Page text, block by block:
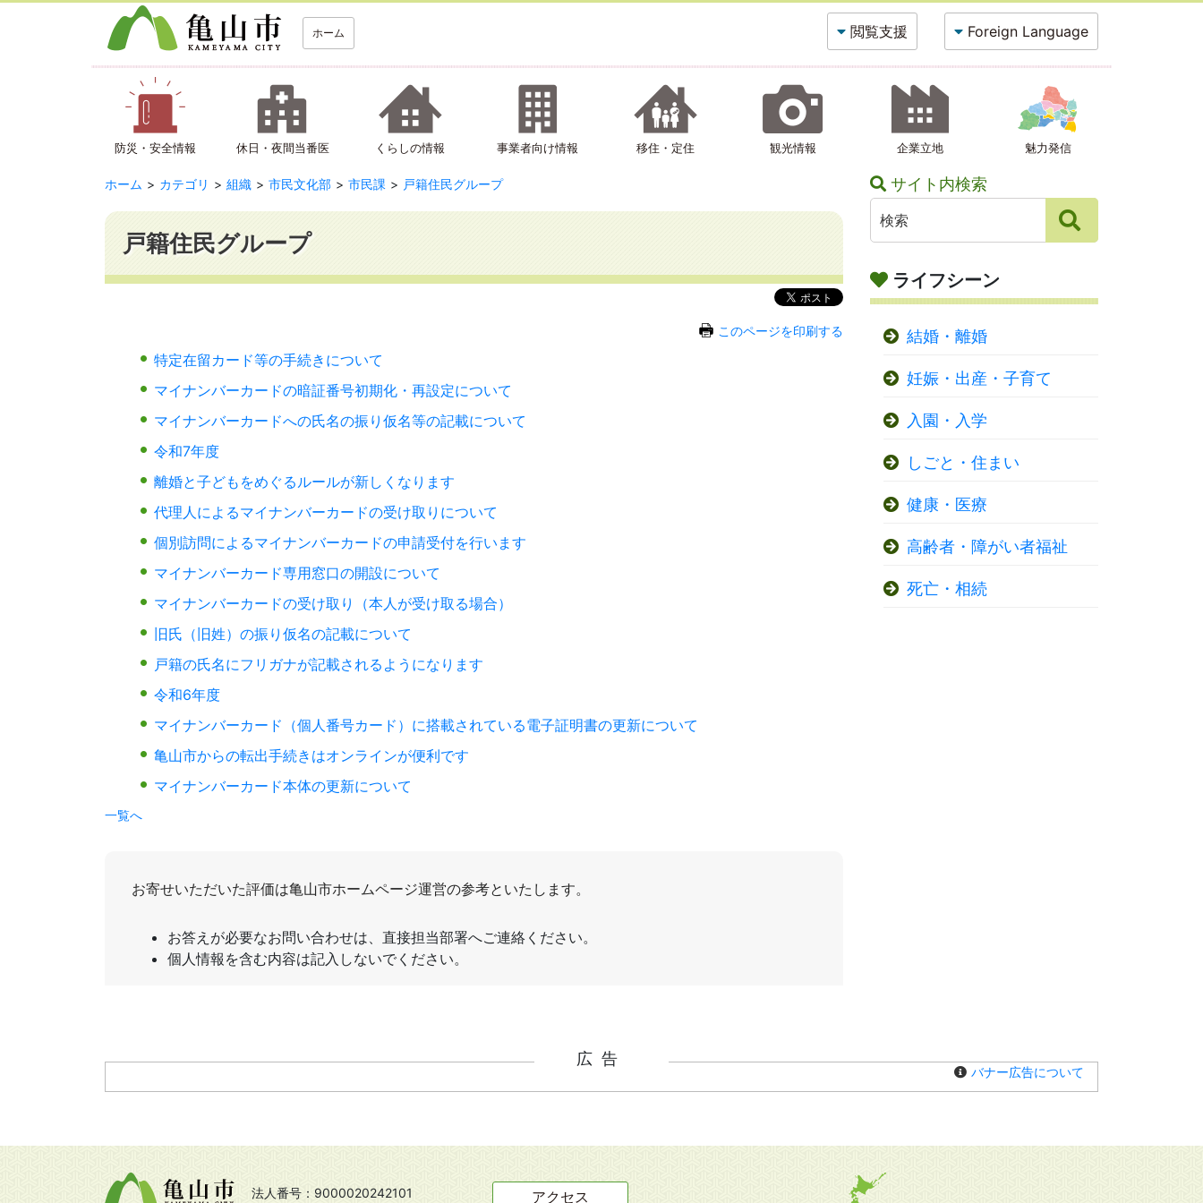
ホーム 閲覧支援 Foreign Language
防災・安全情報 休日・夜間当番医 くらしの情報 事業者向け情報 移住・定住 観光情報 企業立地 魅力発信
ホーム カテゴリ 組織 市民文化部 市民課 戸籍住民グループ
戸籍住民グループ
このページを印刷する
特定在留カード等の手続きについて
マイナンバーカードの暗証番号初期化・再設定について
マイナンバーカードへの氏名の振り仮名等の記載について
令和7年度
離婚と子どもをめぐるルールが新しくなります
代理人によるマイナンバーカードの受け取りについて
個別訪問によるマイナンバーカードの申請受付を行います
マイナンバーカード専用窓口の開設について
マイナンバーカードの受け取り（本人が受け取る場合）
旧氏（旧姓）の振り仮名の記載について
戸籍の氏名にフリガナが記載されるようになります
令和6年度
マイナンバーカード（個人番号カード）に搭載されている電子証明書の更新について
亀山市からの転出手続きはオンラインが便利です
マイナンバーカード本体の更新について
一覧へ
サイト内検索
ライフシーン
結婚・離婚
妊娠・出産・子育て
入園・入学
しごと・住まい
健康・医療
高齢者・障がい者福祉
死亡・相続
広告
バナー広告について
法人番号：9000020242101 アクセス